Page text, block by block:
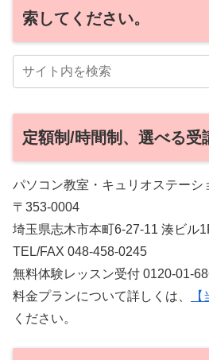
索してください。
定額制/時間制、選べる受
パソコン教室・キュリオステーシ
〒353-0004
埼玉県志木市本町6-27-11 湊ビル
TEL/FAX 048-458-0245
無料体験レッスン受付 0120-01-
料金プランについて詳しくは、
ください。